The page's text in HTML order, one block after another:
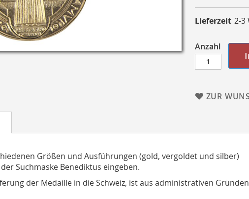
Lieferzeit 2-3
Anzahl
ZUR
Größen und Ausführungen (gold, vergoldet und silber)
Suchmaske Benediktus eingeben.
der Medaille in die Schweiz, ist aus administrativen